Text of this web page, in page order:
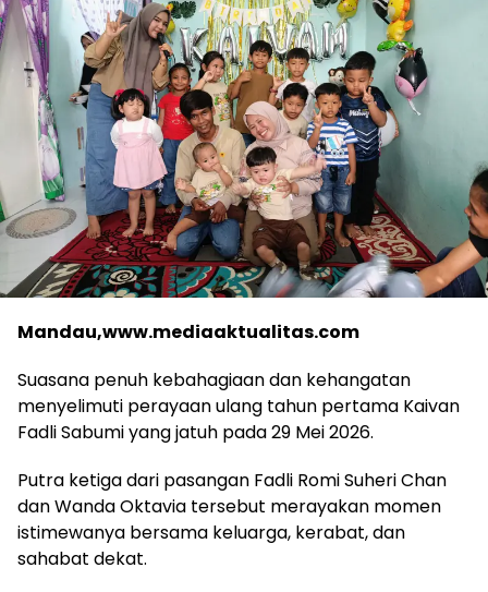
Mandau,www.mediaaktualitas.com
Suasana penuh kebahagiaan dan kehangatan
menyelimuti perayaan ulang tahun pertama Kaivan
Fadli Sabumi yang jatuh pada 29 Mei 2026.
Putra ketiga dari pasangan Fadli Romi Suheri Chan
dan Wanda Oktavia tersebut merayakan momen
istimewanya bersama keluarga, kerabat, dan
sahabat dekat.